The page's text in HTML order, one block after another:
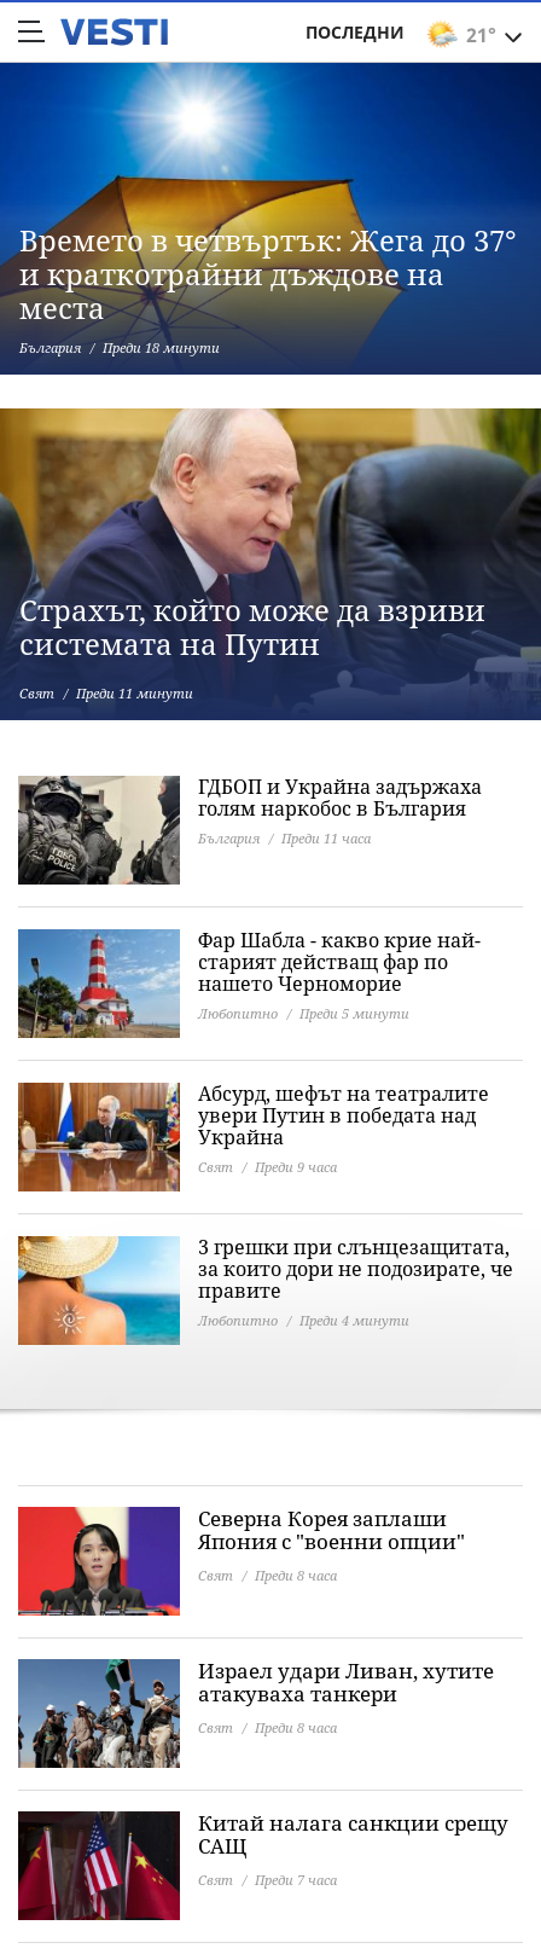
21°
ПОСЛЕДНИ
Времето в четвъртък: Жега до 37°
и краткотрайни дъждове на
места
България Преди 18 минути
Страхът, който може да взриви
системата на Путин
Свят Преди 11 минути
ГДБОП и Украйна задържаха
голям наркобос в България
България Преди 11 часа
Фар Шабла - какво крие най-
старият действащ фар по
нашето Черноморие
Любопитно Преди 5 минути
Абсурд, шефът на театралите
увери Путин в победата над
Украйна
Свят Преди 9 часа
3 грешки при слънцезащитата,
за които дори не подозирате, че
правите
Любопитно Преди 4 минути
Северна Корея заплаши
Япония с "военни опции"
Свят Преди 8 часа
Израел удари Ливан, хутите
атакуваха танкери
Свят Преди 8 часа
Китай налага санкции срещу
САЩ
Свят Преди 7 часа